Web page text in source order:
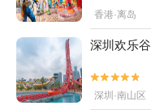
香港·离岛
深圳欢乐谷


深圳·南山区